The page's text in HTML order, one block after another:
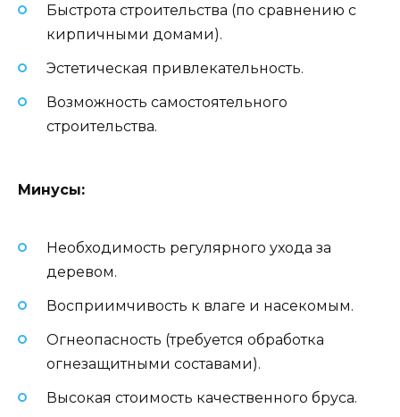
Быстрота строительства (по сравнению с
кирпичными домами).
Эстетическая привлекательность.
Возможность самостоятельного
строительства.
Минусы:
Необходимость регулярного ухода за
деревом.
Восприимчивость к влаге и насекомым.
Огнеопасность (требуется обработка
огнезащитными составами).
Высокая стоимость качественного бруса.